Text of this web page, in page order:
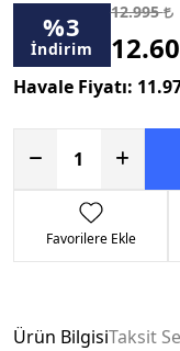
%3
İndirim
12.995
Havale Fiyatı:
Favorilere Ekle
Ürün BilgisiTaksit